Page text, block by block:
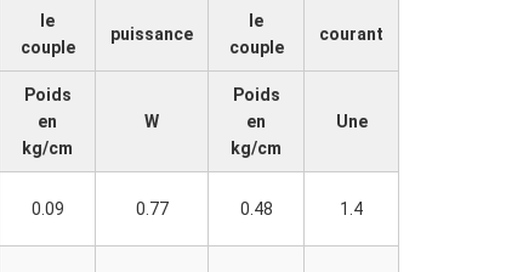
le
couple
puissance
le
couple
courant
Poids
en
kg/cm
W
Poids
en
kg/cm
Une
0.09 0.77 0.48 1.4